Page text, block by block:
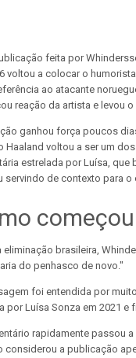
feita por
voltou a colocar o
ao atacante
reação da artista e levou
ganhou força poucos
Haaland voltou a ser um
estrelada por Luísa, que
servindo de contexto para
eliminação brasileira,
do penhasco de novo."
foi entendida por
por Luísa Sonza em 2021
rapidamente passou
considerou a publicação